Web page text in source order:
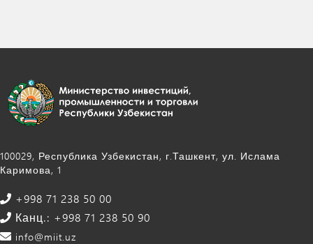
100029, Республика Узбекистан, г.Ташкент, ул. Ислама
Каримова, 1
+998 71 238 50 00
Канц.: +998 71 238 50 90
info@miit.uz